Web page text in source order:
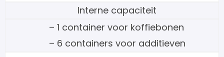
Interne capaciteit
– 1 container voor koffiebonen
– 6 containers voor additieven